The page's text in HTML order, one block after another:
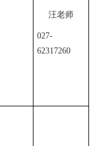
汪老师
027-
62317260